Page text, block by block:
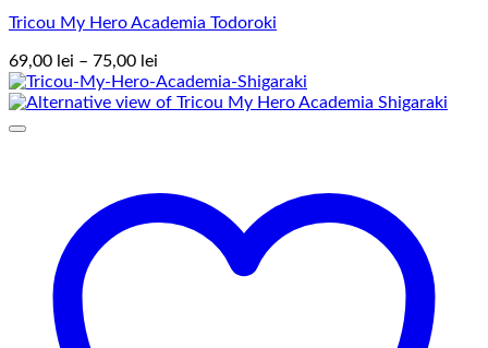
Tricou My Hero Academia Todoroki
69,00 lei – 75,00 lei
de
prețuri: